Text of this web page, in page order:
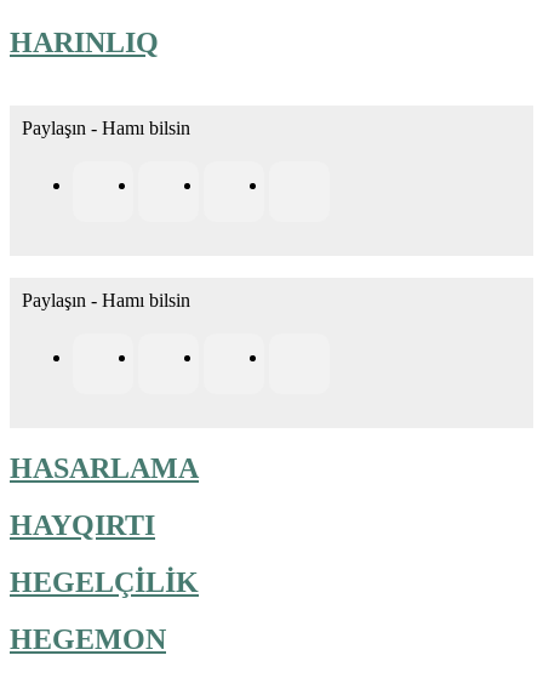
HARINLIQ
Paylaşın - Hamı bilsin
Paylaşın - Hamı bilsin
HASARLAMA
HAYQIRTI
HEGELÇİLİK
HEGEMON